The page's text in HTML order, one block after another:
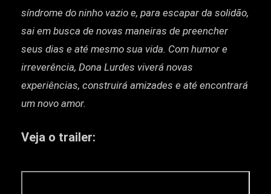
síndrome do ninho vazio e, para escapar da solidão,
sai em busca de novas maneiras de preencher
seus dias e até mesmo sua vida. Com humor e
irreverência, Dona Lurdes viverá novas
experiências, construirá amizades e até encontrará
um novo amor.
Veja o trailer: